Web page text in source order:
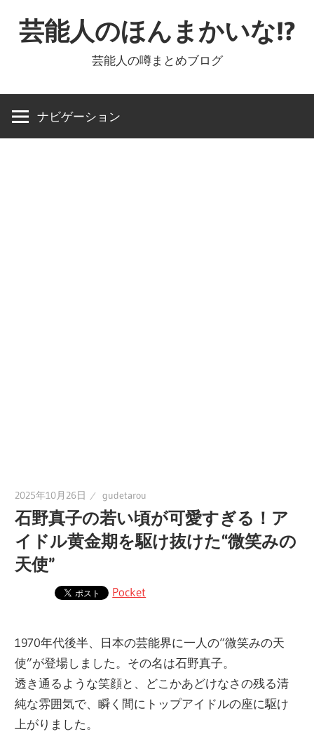
ツ
芸能人のほんまかいな!?
芸能人の噂まとめブログ
ナビゲーション
2025年10月26日 gudetarou
石野真子の若い頃が可愛すぎる！ア
イドル黄金期を駆け抜けた“微笑みの
天使”
Pocket
1970年代後半、日本の芸能界に一人の“微笑みの天
使”が登場しました。その名は石野真子。
透き通るような笑顔と、どこかあどけなさの残る清
純な雰囲気で、瞬く間にトップアイドルの座に駆け
上がりました。